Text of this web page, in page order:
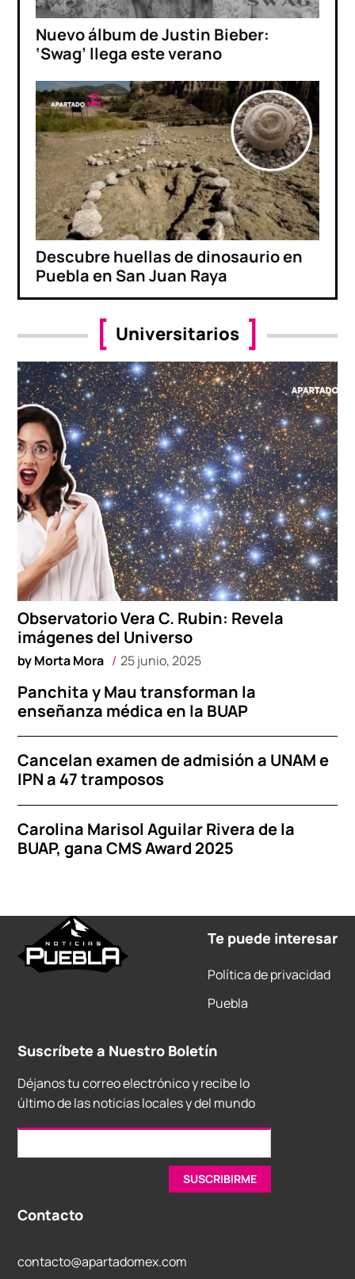
Nuevo álbum de Justin Bieber:
‘Swag’ llega este verano
Descubre huellas de dinosaurio en
Puebla en San Juan Raya
Universitarios
Observatorio Vera C. Rubin: Revela
imágenes del Universo
byMorta Mora 25 junio, 2025
Panchita y Mau transforman la
enseñanza médica en la BUAP
Cancelan examen de admisión a UNAM e
IPN a 47 tramposos
Carolina Marisol Aguilar Rivera de la
BUAP, gana CMS Award 2025
Te puede interesar
Política de privacidad
Puebla
Suscríbete a Nuestro Boletín
Déjanos tu correo electrónico y recibe lo
último de las noticias locales y del mundo
Contacto
contacto@apartadomex.com